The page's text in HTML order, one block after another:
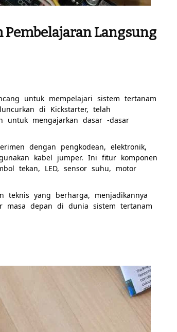
Pembelajaran Langsung
untuk mempelajari sistem tertanam
di Kickstarter, telah
untuk mengajarkan dasar -dasar
dengan pengkodean, elektronik,
kabel jumper. Ini fitur komponen
tekan, LED, sensor suhu, motor
teknis yang berharga, menjadikannya
masa depan di dunia sistem tertanam